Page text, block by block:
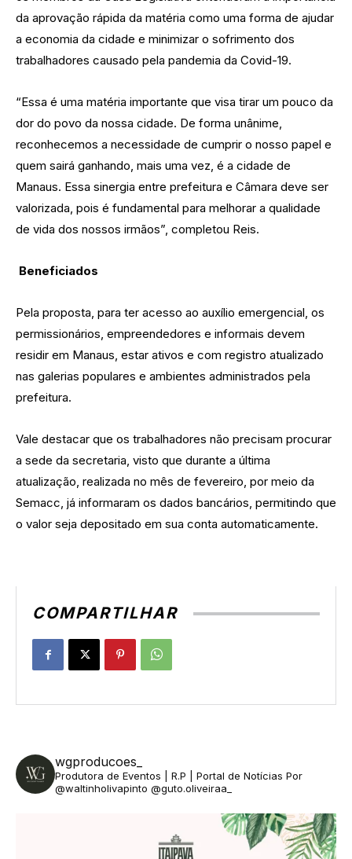
da aprovação rápida da matéria como uma forma de ajudar
a economia da cidade e minimizar o sofrimento dos
trabalhadores causado pela pandemia da Covid-19.
“Essa é uma matéria importante que visa tirar um pouco da
dor do povo da nossa cidade. De forma unânime,
reconhecemos a necessidade de cumprir o nosso papel e
quem sairá ganhando, mais uma vez, é a cidade de
Manaus. Essa sinergia entre prefeitura e Câmara deve ser
valorizada, pois é fundamental para melhorar a qualidade
de vida dos nossos irmãos”, completou Reis.
Beneficiados
Pela proposta, para ter acesso ao auxílio emergencial, os
permissionários, empreendedores e informais devem
residir em Manaus, estar ativos e com registro atualizado
nas galerias populares e ambientes administrados pela
prefeitura.
Vale destacar que os trabalhadores não precisam procurar
a sede da secretaria, visto que durante a última
atualização, realizada no mês de fevereiro, por meio da
Semacc, já informaram os dados bancários, permitindo que
o valor seja depositado em sua conta automaticamente.
COMPARTILHAR
wgproducoes_
Produtora de Eventos | R.P | Portal de Notícias Por
@waltinholivapinto @guto.oliveiraa_